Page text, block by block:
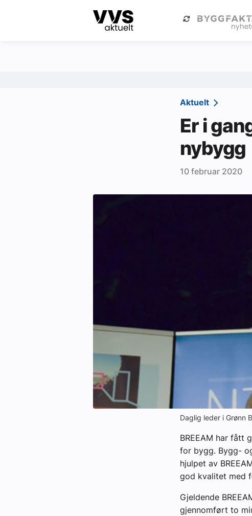
Kategorier Om VVS Aktuelt
Aktuelle prosjekter
Tips oss
eBlad
Aktuelt
Er i
nybygg
10 februar 2020
Daglig leder i Grønn
BREEAM har fått
for bygg. Bygg-
hjulpet av
god kvalitet med
Gjeldende
gjennomført to